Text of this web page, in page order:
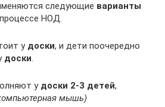
следующие варианты
НОД.
у доски, и дети поочередно
доски.
у доски 2-3 детей,
мышь)